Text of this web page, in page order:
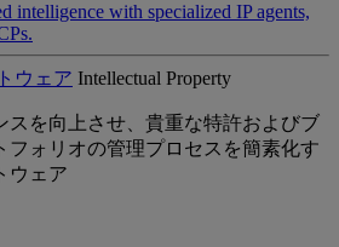
intelligence with specialized IP agents,
ウェア Intellectual Property
スを向上させ、貴重な特許およびブ
フォリオの管理プロセスを簡素化す
ウェア